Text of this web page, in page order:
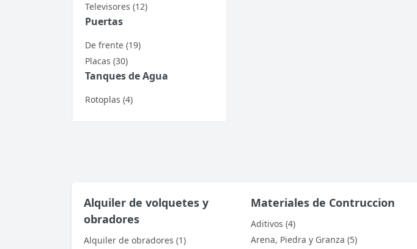
Televisores (12)
Puertas
De frente (19)
Placas (30)
Tanques de Agua
Rotoplas (4)
Alquiler de volquetes y
obradores
Alquiler de obradores (1)
Materiales de Contruccion
Aditivos (4)
Arena, Piedra y Granza (5)